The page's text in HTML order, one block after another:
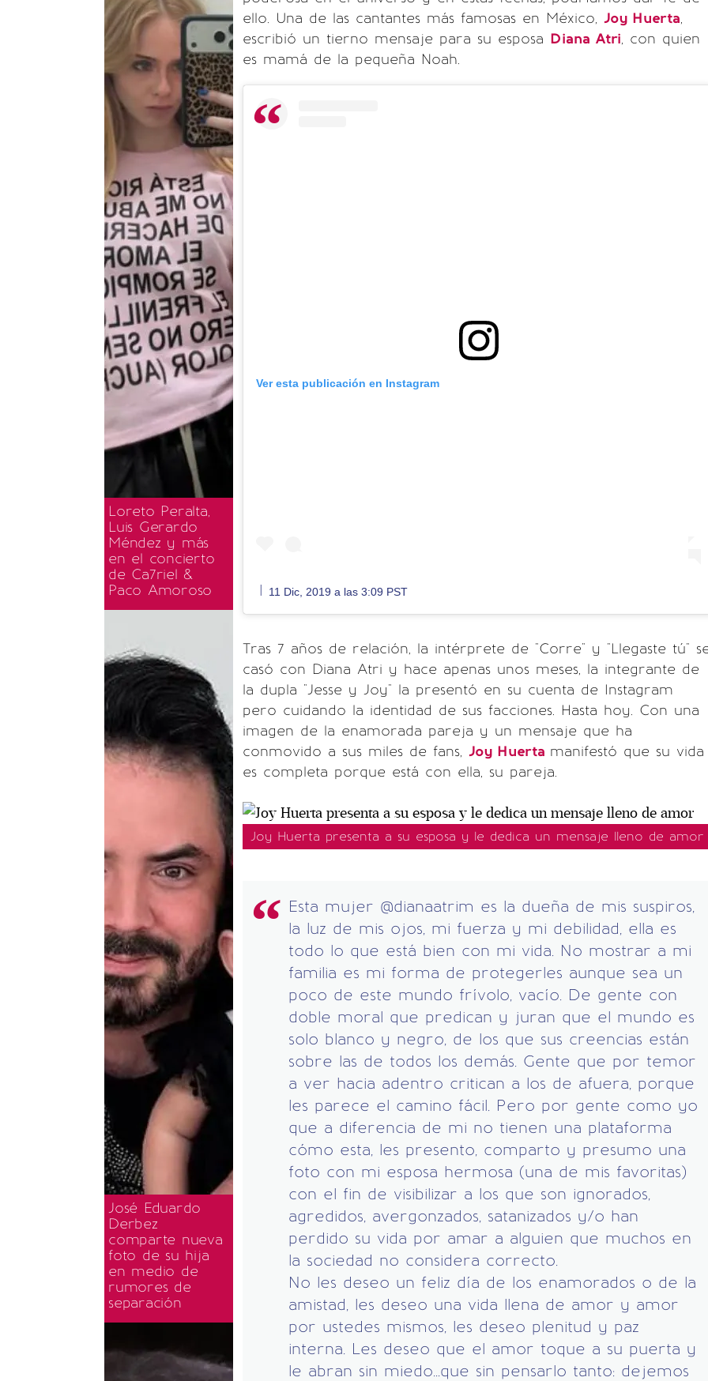
Loreto Peralta,
Luis Gerardo
Méndez y más
en el concierto
de Ca7riel &
Paco Amoroso
José Eduardo
Derbez
comparte nueva
foto de su hija
en medio de
rumores de
separación
ello. Una de las cantantes más famosas en México, Joy Huerta,
escribió un tierno mensaje para su esposa Diana Atri, con quien
es mamá de la pequeña Noah.
Ver esta publicación en Instagram
l 11 Dic, 2019 a las 3:09 PST
Tras 7 años de relación, la intérprete de "Corre" y "Llegaste tú"
casó con Diana Atri y hace apenas unos meses, la integrante de
la dupla "Jesse y Joy" la presentó en su cuenta de Instagram
pero cuidando la identidad de sus facciones. Hasta hoy. Con una
imagen de la enamorada pareja y un mensaje que ha
conmovido a sus miles de fans, Joy Huerta manifestó que su vida
es completa porque está con ella, su pareja.
Joy Huerta presenta a su esposa y le dedica un mensaje lleno de amor
Esta mujer @dianaatrim es la dueña de mis suspiros,
la luz de mis ojos, mi fuerza y mi debilidad, ella es
todo lo que está bien con mi vida. No mostrar a mi
familia es mi forma de protegerles aunque sea un
poco de este mundo frívolo, vacío. De gente con
doble moral que predican y juran que el mundo es
solo blanco y negro, de los que sus creencias están
sobre las de todos los demás. Gente que por temor
a ver hacia adentro critican a los de afuera, porque
les parece el camino fácil. Pero por gente como yo
que a diferencia de mi no tienen una plataforma
cómo esta, les presento, comparto y presumo una
foto con mi esposa hermosa (una de mis favoritas)
con el fin de visibilizar a los que son ignorados,
agredidos, avergonzados, satanizados y/o han
perdido su vida por amar a alguien que muchos en
la sociedad no considera correcto.
No les deseo un feliz día de los enamorados o de la
amistad, les deseo una vida llena de amor y amor
por ustedes mismos, les deseo plenitud y paz
interna. Les deseo que el amor toque a su puerta y
le abran sin miedo...que sin pensarlo tanto: dejemos